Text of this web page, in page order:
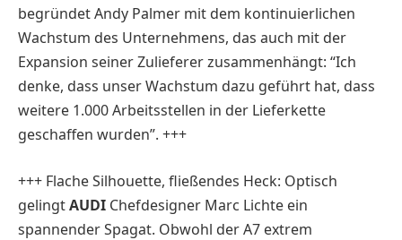
begründet Andy Palmer mit dem kontinuierlichen
Wachstum des Unternehmens, das auch mit der
Expansion seiner Zulieferer zusammenhängt: “Ich
denke, dass unser Wachstum dazu geführt hat, dass
weitere 1.000 Arbeitsstellen in der Lieferkette
geschaffen wurden”. +++
+++ Flache Silhouette, fließendes Heck: Optisch
gelingtAUDI Chefdesigner Marc Lichte ein
spannender Spagat. Obwohl der A7 extrem